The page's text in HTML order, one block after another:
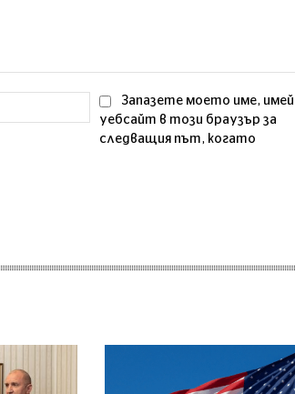
Email:*Запазете моето име,
уебсайт в този браузър за
следващия път, когато